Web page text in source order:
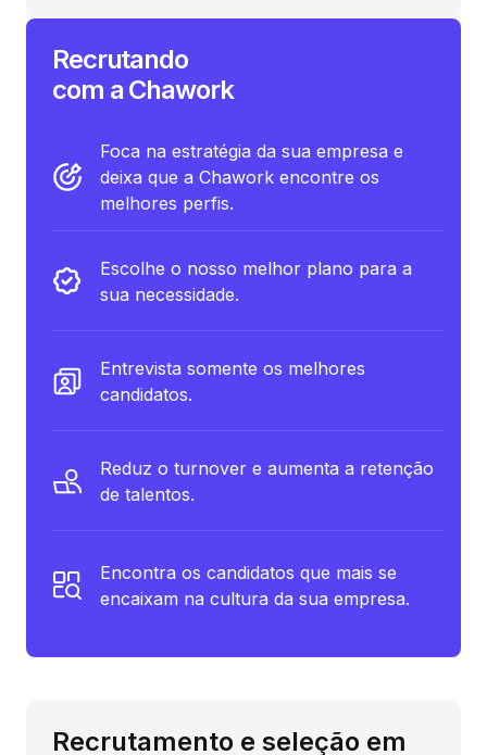
Recrutando
com a Chawork
Foca na estratégia da sua empresa e
deixa que a Chawork encontre os
melhores perfis.
Escolhe o nosso melhor plano para a
sua necessidade.
Entrevista somente os melhores
candidatos.
Reduz o turnover e aumenta a retenção
de talentos.
Encontra os candidatos que mais se
encaixam na cultura da sua empresa.
Recrutamento e seleção em